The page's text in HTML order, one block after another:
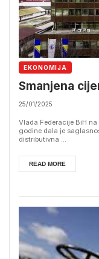
EKONOMIJA
Smanjena
25/01/2025
Vlada Federacije BiH
godine dala je
distributivna ...
READ MORE